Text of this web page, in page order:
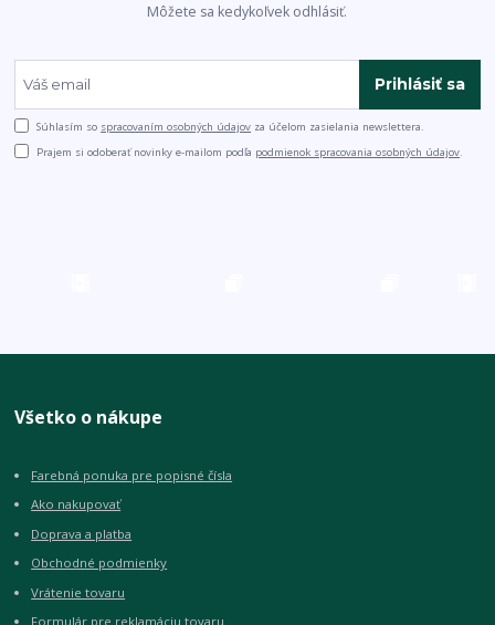
Môžete sa kedykoľvek odhlásiť.
Prihlásiť sa
Súhlasím so spracovaním osobných údajov za účelom zasielania newslettera.
Prajem si odoberať novinky e-mailom podľa podmienok spracovania osobných údajov.
Všetko o nákupe
Farebná ponuka pre popisné čísla
Ako nakupovať
Doprava a platba
Obchodné podmienky
Vrátenie tovaru
Formulár pre reklamáciu tovaru